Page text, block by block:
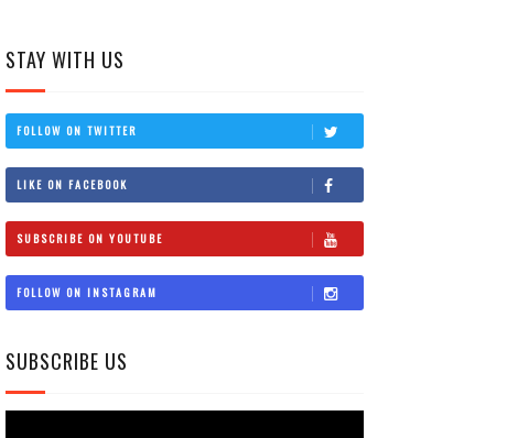
STAY WITH US
FOLLOW ON TWITTER
LIKE ON FACEBOOK
SUBSCRIBE ON YOUTUBE
FOLLOW ON INSTAGRAM
SUBSCRIBE US